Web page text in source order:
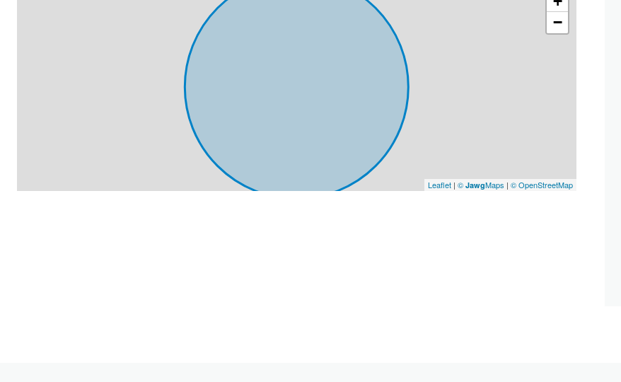
−
Leaflet| © JawgMaps | © OpenStreetMap